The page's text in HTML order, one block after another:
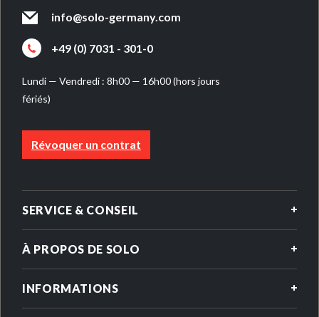
info@solo-germany.com
+49 (0) 7031 - 301-0
Lundi — Vendredi : 8h00 — 16h00 (hors jours
fériés)
Révoquer un contrat
SERVICE & CONSEIL
À PROPOS DE SOLO
INFORMATIONS